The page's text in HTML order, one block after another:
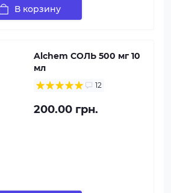
В корзину
Alchem СОЛЬ 500 мг 10
мл
12
200.00 грн.